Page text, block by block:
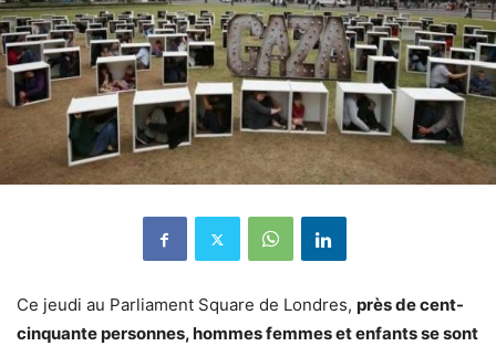
Ce jeudi au Parliament Square de Londres, près de cent-
cinquante personnes, hommes femmes et enfants se sont